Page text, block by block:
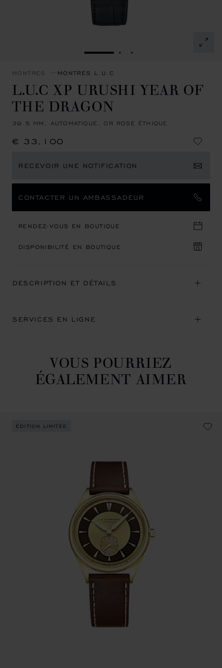
ALLER À LA DIAPOSITIVE 1
ALLER À LA
ALLER À LA
MONTRES MONTRES L.U.C
L.U.C XP URUSHI YEAR OF
THE DRAGON
39.5 MM, AUTOMATIQUE, OR ROSE ÉTHIQUE
€ 33,100
RECEVOIR UNE NOTIFICATION
CONTACTER UN AMBASSADEUR
RENDEZ-VOUS EN BOUTIQUE
DISPONIBILITÉ EN BOUTIQUE
DESCRIPTION ET DÉTAILS
SERVICES EN LIGNE
VOUS POURRIEZ
ÉGALEMENT AIMER
ÉDITION LIMITÉE